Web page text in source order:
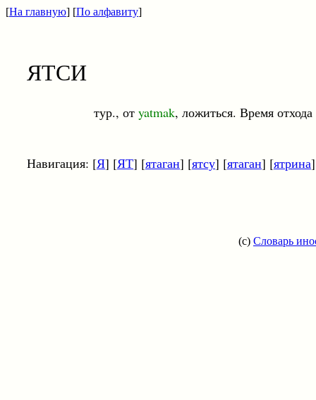
[На главную] [По алфавиту]
ЯТСИ
тур., от yatmak, ложиться. Время отхода
Навигация: [Я] [ЯТ] [ятаган] [ятсу] [ятаган] [ятрина]
(c) Словарь